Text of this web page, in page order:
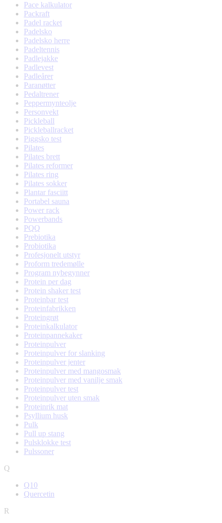
Pace kalkulator
Packraft
Padel racket
Padelsko
Padelsko herre
Padeltennis
Padlejakke
Padlevest
Padleårer
Paranøtter
Pedaltrener
Peppermynteolje
Personvekt
Pickleball
Pickleballracket
Piggsko test
Pilates
Pilates brett
Pilates reformer
Pilates ring
Pilates sokker
Plantar fasciitt
Portabel sauna
Power rack
Powerbands
PQQ
Prebiotika
Probiotika
Profesjonelt utstyr
Proform tredemølle
Program nybegynner
Protein per dag
Protein shaker test
Proteinbar test
Proteinfabrikken
Proteingrøt
Proteinkalkulator
Proteinpannekaker
Proteinpulver
Proteinpulver for slanking
Proteinpulver jenter
Proteinpulver med mangosmak
Proteinpulver med vanilje smak
Proteinpulver test
Proteinpulver uten smak
Proteinrik mat
Psyllium husk
Pulk
Pull up stang
Pulsklokke test
Pulssoner
Q
Q10
Quercetin
R